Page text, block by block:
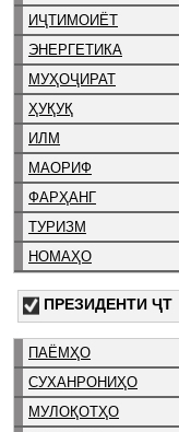
ИҶТИМОИЁТ
ЭНЕРГЕТИКА
МУҲОҶИРАТ
ҲУҚУҚ
ИЛМ
МАОРИФ
ФАРҲАНГ
ТУРИЗМ
НОМАҲО
ПРЕЗИДЕНТИ ҶТ
ПАЁМҲО
СУХАНРОНИҲО
МУЛОҚОТҲО